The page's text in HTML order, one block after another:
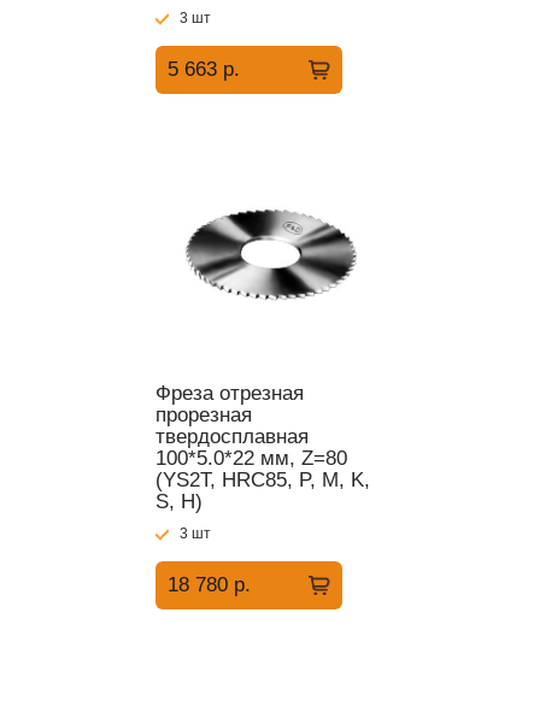
3 шт
5 663 р.
Фреза отрезная
прорезная
твердосплавная
100*5.0*22 мм, Z=80
(YS2T, HRC85, P, M, K,
S, H)
3 шт
18 780 р.